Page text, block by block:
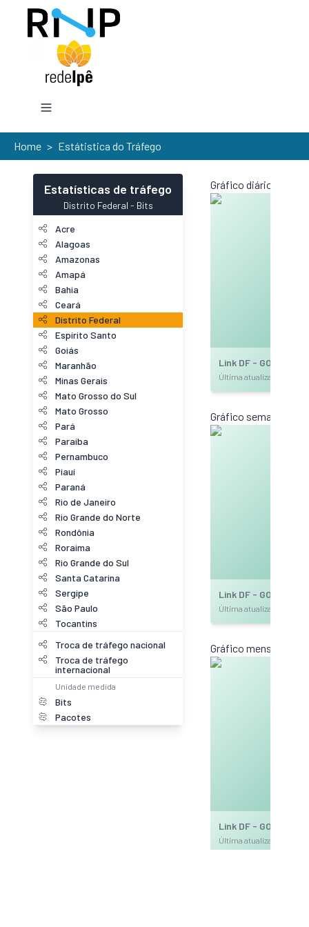
Home > Estátistica do Tráfego
Estatísticas de tráfego
Distrito Federal - Bits
Acre
Alagoas
Amazonas
Amapá
Bahia
Ceará
Distrito Federal
Espírito Santo
Goiás
Maranhão
Minas Gerais
Mato Grosso do Sul
Mato Grosso
Pará
Paraíba
Pernambuco
Piauí
Paraná
Rio de Janeiro
Rio Grande do Norte
Rondônia
Roraima
Rio Grande do Sul
Santa Catarina
Sergipe
São Paulo
Tocantins
Troca de tráfego nacional
Troca de tráfego
internacional
Unidade medida
Bits
Pacotes
Gráfico diário
Link DF - GO 20 Gb/s
Última atualização:
Gráfico semanal
Link DF - GO 20 Gb/s
Última atualização:
Gráfico mensal
Link DF - GO 20 Gb/s
Última atualização: